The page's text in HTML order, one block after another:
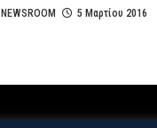
NEWSROOM 5 Μαρτίου 2016